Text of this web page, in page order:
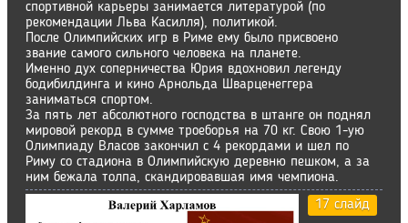
спортивной карьеры занимается литературой (по
рекомендации Льва Касилля), политикой.
После Олимпийских игр в Риме ему было присвоено
звание самого сильного человека на планете.
Именно дух соперничества Юрия вдохновил легенду
бодибилдинга и кино Арнольда Шварценеггера
заниматься спортом.
За пять лет абсолютного господства в штанге он поднял
мировой рекорд в сумме троеборья на 70 кг. Свою 1-ую
Олимпиаду Власов закончил с 4 рекордами и шел по
Риму со стадиона в Олимпийскую деревню пешком, а за
ним бежала толпа, скандировавшая имя чемпиона.
17 слайд